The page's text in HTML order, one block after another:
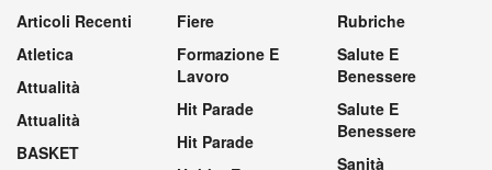
Articoli Recenti
Atletica
Attualità
Attualità
BASKET
Fiere
Formazione E
Lavoro
Hit Parade
Hit Parade
Rubriche
Salute E
Benessere
Salute E
Benessere
Sanità